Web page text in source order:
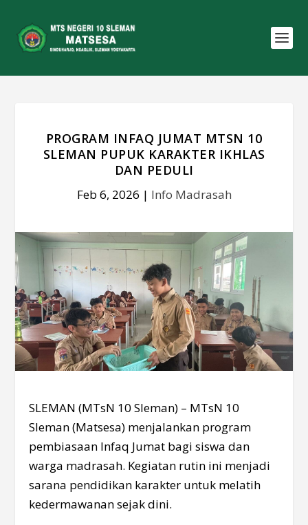
PROGRAM INFAQ JUMAT MTSN 10
SLEMAN PUPUK KARAKTER IKHLAS
DAN PEDULI
Feb 6, 2026 | Info Madrasah
SLEMAN (MTsN 10 Sleman) – MTsN 10
Sleman (Matsesa) menjalankan program
pembiasaan Infaq Jumat bagi siswa dan
warga madrasah. Kegiatan rutin ini menjadi
sarana pendidikan karakter untuk melatih
kedermawanan sejak dini.